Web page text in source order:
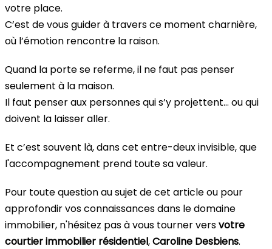
votre place.
C’est de vous guider à travers ce moment charnière,
où l’émotion rencontre la raison.
Quand la porte se referme, il ne faut pas penser
seulement à la maison.
Il faut penser aux personnes qui s’y projettent… ou qui
doivent la laisser aller.
Et c’est souvent là, dans cet entre-deux invisible, que
l'accompagnement prend toute sa valeur.
Pour toute question au sujet de cet article ou pour
approfondir vos connaissances dans le domaine
immobilier, n'hésitez pas à vous tourner versvotre
courtier immobilier résidentiel,Caroline Desbiens.